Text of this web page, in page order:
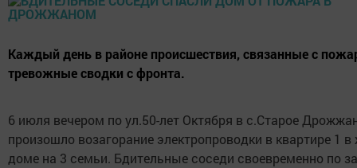
Каждый день в районе происшествия, связанные с
тревожные сводки с фронта.
6 июля вечером по ул.50-лет Октября в с.Старое
произошло возагорание электропроводки в квартире 1
доме на 3 семьи. Бдительные соседи своевременно по